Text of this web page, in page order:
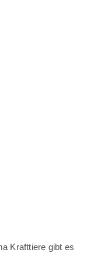
Krafttiere gibt es